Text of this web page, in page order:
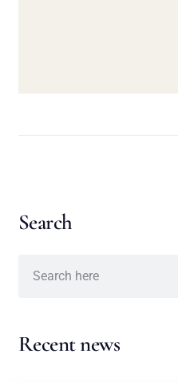
Search
Recent news